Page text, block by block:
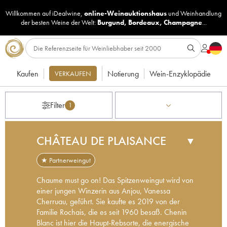
Willkommen auf iDealwine, online-Weinauktionshaus undWeinhandlung
der besten Weine der Welt: Burgund, Bordeaux, Champagne...
Kaufen VERKAUFEN Notierung Wein-Enzyklopädie
Filter 1
CHÂTEAU DE PLAISANCE ▼
★ Partnerweingut
Chaume must go on! Das Spitzenweingut wird von
einer jungen Winzerin aus Anjou, Vanessa
Cherruau, geführt. Sie kaufte es 2019 von der
Familie Rochais, die es seit 1960 besaß. Chenin
Blanc ist hier die Haupt-Rebsorte, die energische